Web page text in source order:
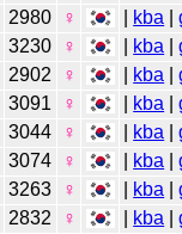
2980 ♀ kba |
3230 ♀ kba |
2902 ♀ kba |
3091 ♀ kba |
3044 ♀ kba |
3074 ♀ kba |
3263 ♀ kba |
2832 ♀ kba |